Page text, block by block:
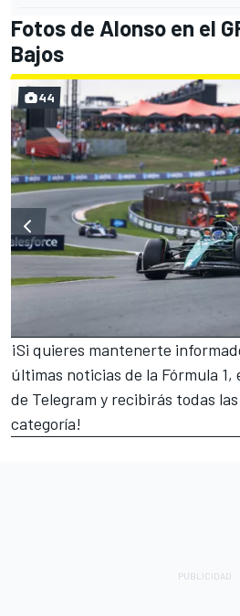
Fotos de Alonso en el
Bajos
44
¡Si quieres mantenerte
últimas noticias de la Fórmula
de Telegram y recibirás todas
categoría!